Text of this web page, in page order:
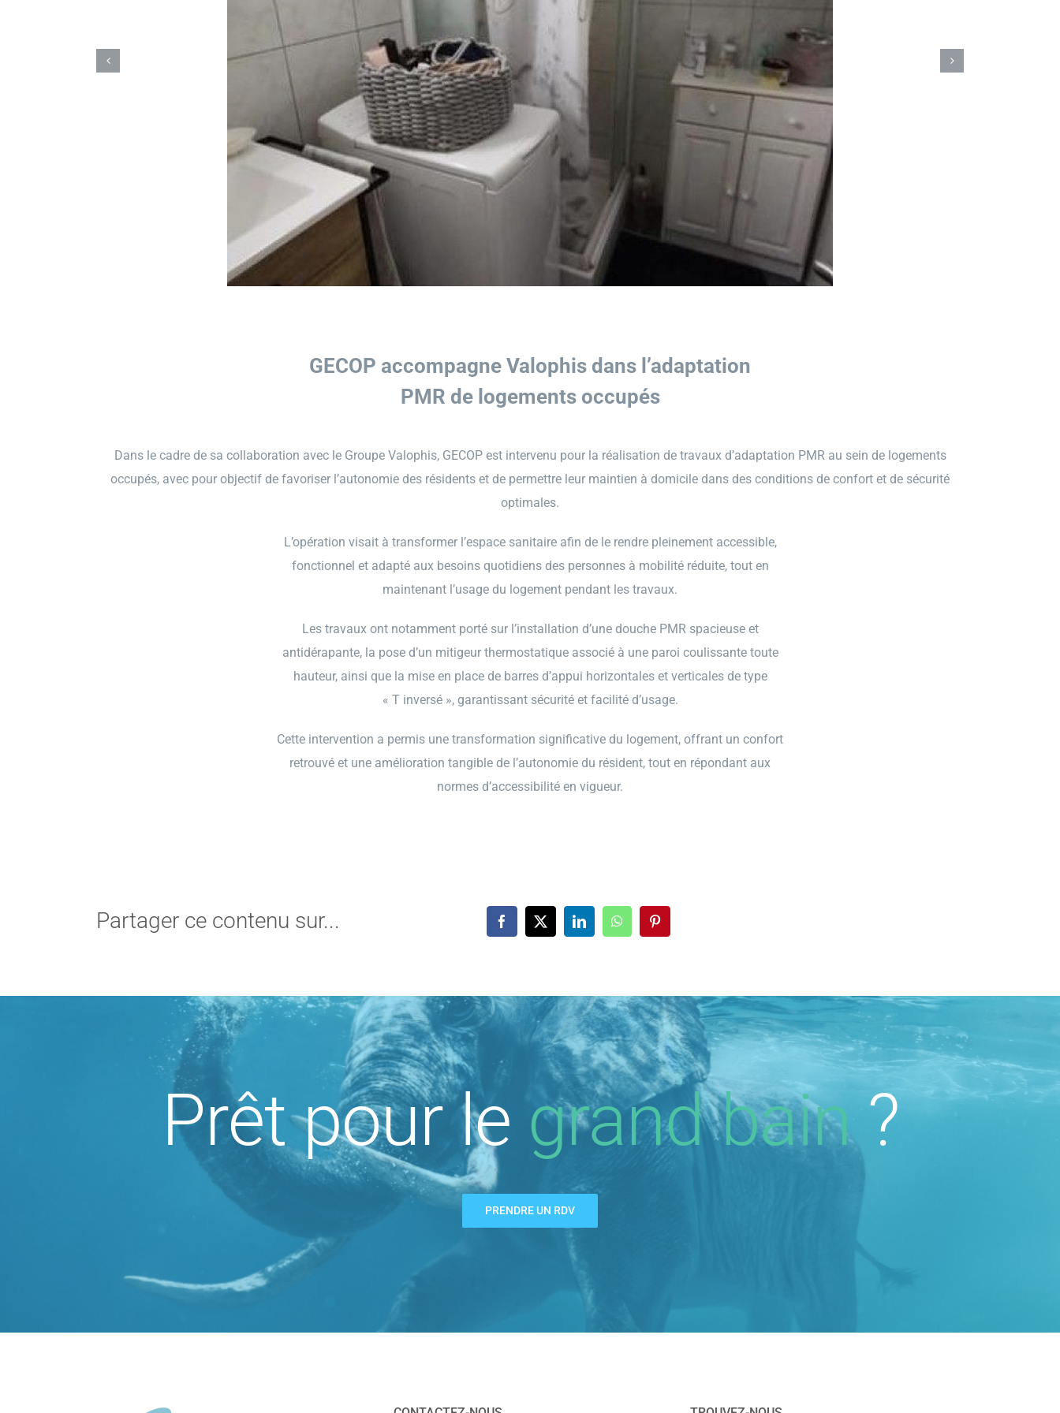
Actualités
GECOP accompagne Valophis dans l’adaptation
PMR de logements occupés
Dans le cadre de sa collaboration avec le Groupe Valophis, GECOP est intervenu pour la réalisation de travaux d’adaptation PMR au sein de logements
occupés, avec pour objectif de favoriser l’autonomie des résidents et de permettre leur maintien à domicile dans des conditions de confort et de sécurité
optimales.
L’opération visait à transformer l’espace sanitaire afin de le rendre pleinement accessible,
fonctionnel et adapté aux besoins quotidiens des personnes à mobilité réduite, tout en
maintenant l’usage du logement pendant les travaux.
Les travaux ont notamment porté sur l’installation d’une douche PMR spacieuse et
antidérapante, la pose d’un mitigeur thermostatique associé à une paroi coulissante toute
hauteur, ainsi que la mise en place de barres d’appui horizontales et verticales de type
« T inversé », garantissant sécurité et facilité d’usage.
Cette intervention a permis une transformation significative du logement, offrant un confort
retrouvé et une amélioration tangible de l’autonomie du résident, tout en répondant aux
normes d’accessibilité en vigueur.
Partager ce contenu sur...
Prêt pour le grand bain?
PRENDRE UN RDV